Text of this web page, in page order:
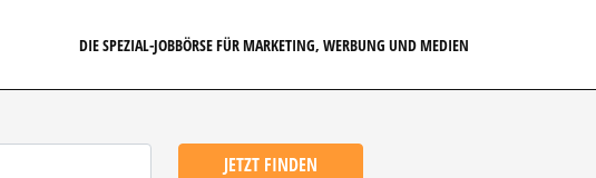
DIE SPEZIAL-JOBBÖRSE FÜR MARKETING, WERBUNG UND MEDIEN
JETZT FINDEN